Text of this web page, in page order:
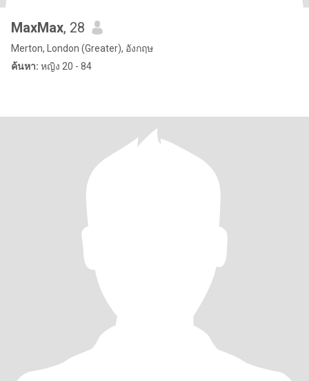
MaxMax, 28
Merton, London (Greater), อังกฤษ
ค้นหา: หญิง 20 - 84